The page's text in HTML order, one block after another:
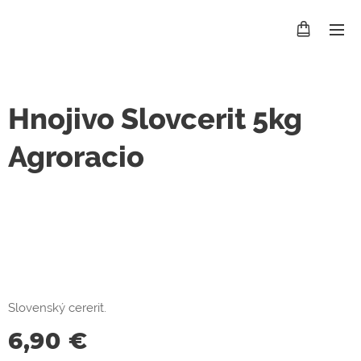
Hnojivo Slovcerit 5kg
Agroracio
Slovenský cererit.
6,90 €